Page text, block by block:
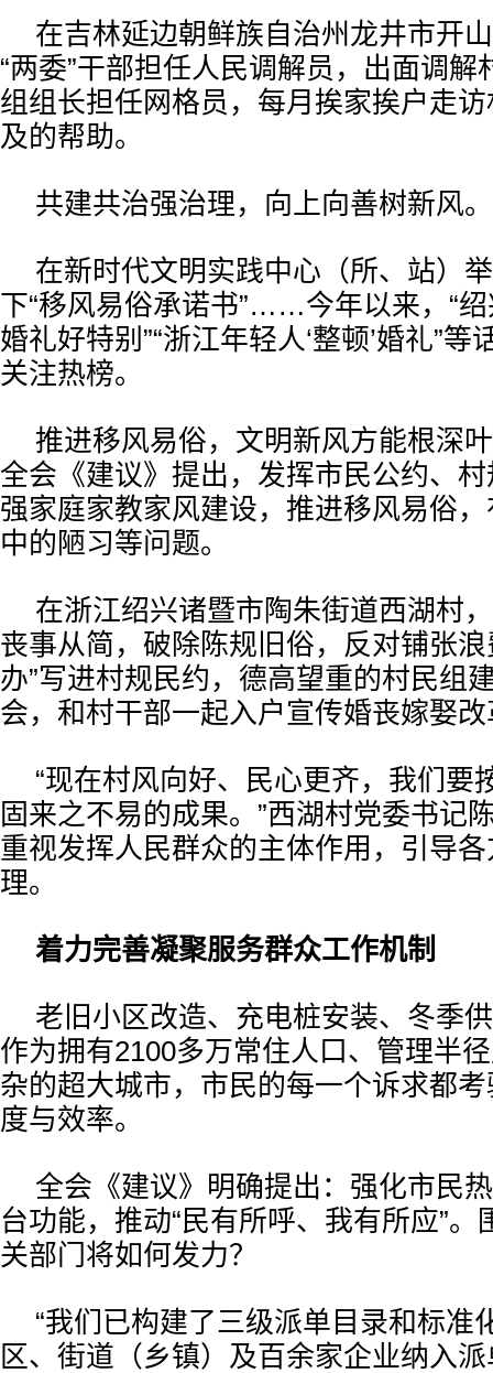
在吉林延边朝鲜族自治州龙井市开
“两委”干部担任人民调解员，出面调解
组组长担任网格员，每月挨家挨户走
及的帮助。
共建共治强治理，向上向善树新风。
在新时代文明实践中心（所、站）
下“移风易俗承诺书”……今年以来，“
婚礼好特别”“浙江年轻人‘整顿’婚礼”
关注热榜。
推进移风易俗，文明新风方能根深
全会《建议》提出，发挥市民公约、
强家庭家教家风建设，推进移风易俗
中的陋习等问题。
在浙江绍兴诸暨市陶朱街道西湖村
丧事从简，破除陈规旧俗，反对铺张
办”写进村规民约，德高望重的村民组
会，和村干部一起入户宣传婚丧嫁娶
“现在村风向好、民心更齐，我们要
固来之不易的成果。”西湖村党委书记
重视发挥人民群众的主体作用，引导
理。
着力完善凝聚服务群众工作机制
老旧小区改造、充电桩安装、冬季
作为拥有2100多万常住人口、管理半
杂的超大城市，市民的每一个诉求都
度与效率。
全会《建议》明确提出：强化市民
台功能，推动“民有所呼、我有所应”。
关部门将如何发力？
“我们已构建了三级派单目录和标准
区、街道（乡镇）及百余家企业纳入